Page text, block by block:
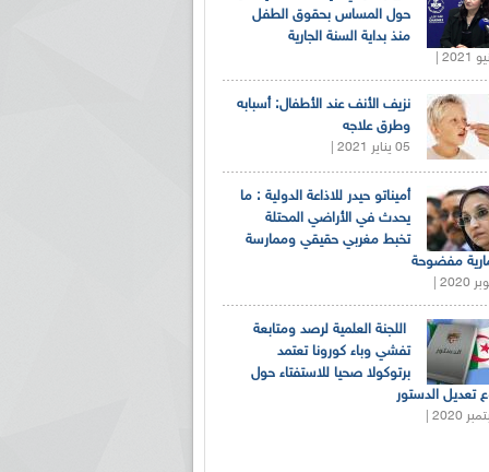
حول المساس بحقوق الطفل
منذ بداية السنة الجارية
نزيف الأنف عند الأطفال: أسبابه
وطرق علاجه
05 يناير 2021 |
أميناتو حيدر للاذاعة الدولية : ما
يحدث في الأراضي المحتلة
تخبط مغربي حقيقي وممارسة
مفضوحة
اللجنة العلمية لرصد ومتابعة
تفشي وباء كورونا تعتمد
برتوكولا صحيا للاستفتاء حول
تعديل الدستور